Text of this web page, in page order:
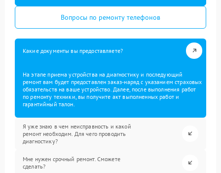
Вопросы по ремонту телефонов
Какие документы вы предоставляете?
На этапе приема устройства на диагностику и последующий
ремонт вам будет предоставлен заказ-наряд с указанием страховых
обязательств на ваше устройство. Далее, после выполнения работ
по ремонту техники, вы получите акт выполненных работ и
гарантийный талон.
Я уже знаю в чем неисправность и какой
ремонт необходим. Для чего проводить
диагностику?
Мне нужен срочный ремонт. Сможете
сделать?